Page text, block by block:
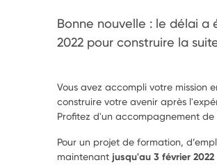
Bonne nouvelle : le délai a
2022 pour construire la
Vous avez accompli votre mission
construire votre avenir après
Profitez d'un accompagnement
Pour un projet de formation,
maintenantjusqu'au 3 février 2022